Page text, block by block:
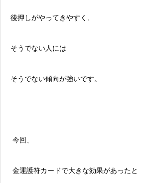
後押しがやってきやすく、
そうでない人には
そうでない傾向が強いです。
今回、
金運護符カードで大きな効果があったと